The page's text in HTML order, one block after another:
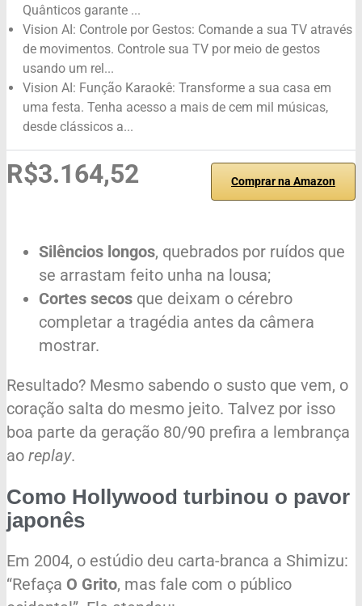
Quânticos garante ...
Vision AI: Controle por Gestos: Comande a sua TV através
de movimentos. Controle sua TV por meio de gestos
usando um rel...
Vision AI: Função Karaokê: Transforme a sua casa em
uma festa. Tenha acesso a mais de cem mil músicas,
desde clássicos a...
R$3.164,52 Comprar na Amazon
Silêncios longos, quebrados por ruídos que
se arrastam feito unha na lousa;
Cortes secos que deixam o cérebro
completar a tragédia antes da câmera
mostrar.
Resultado? Mesmo sabendo o susto que vem, o
coração salta do mesmo jeito. Talvez por isso
boa parte da geração 80/90 prefira a lembrança
ao replay.
Como Hollywood turbinou o pavor
japonês
Em 2004, o estúdio deu carta-branca a Shimizu:
“Refaça O Grito, mas fale com o público